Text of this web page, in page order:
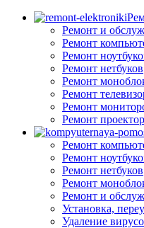
Ремонт и
Ремонт
Ремонт
Ремонт нетбуков
Ремонт
Ремонт
Ремонт
Ремонт
Ремонт
Ремонт
Ремонт нетбуков
Ремонт
Ремонт и
Установка,
Удаление